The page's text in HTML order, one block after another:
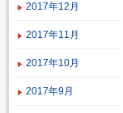
2017年12月
2017年11月
2017年10月
2017年9月